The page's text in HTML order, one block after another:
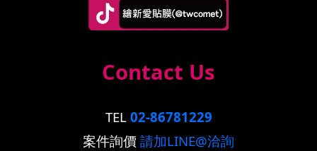
Contact Us
TEL 02-86781229
案件詢價 請加LINE@洽詢